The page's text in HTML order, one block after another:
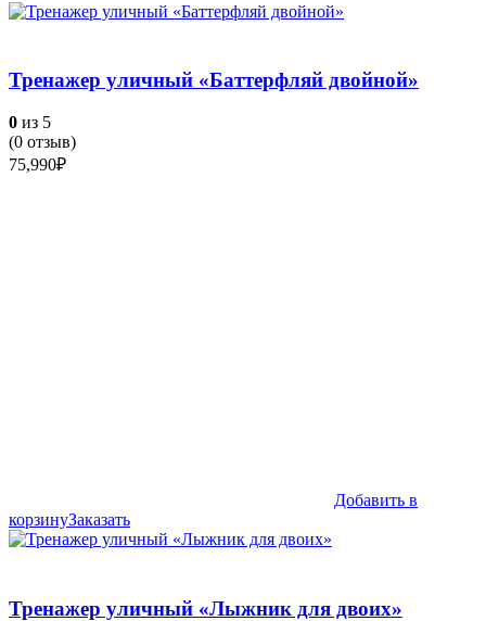
Тренажер уличный «Баттерфляй двойной»
0 из 5
(0 отзыв)
75,990₽
Добавить в
корзинуЗаказать
Тренажер уличный «Лыжник для двоих»